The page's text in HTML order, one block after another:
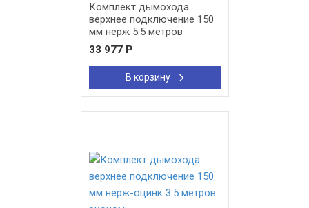
Комплект дымохода
верхнее подключение 150
мм нерж 5.5 метров
стандарт
33 977 Р
В корзину